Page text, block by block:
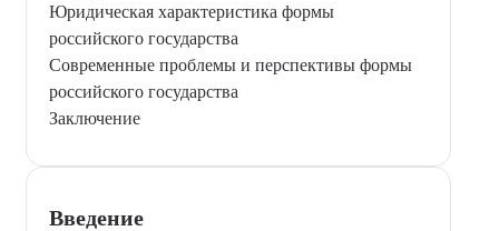
Юридическая характеристика формы
российского государства
Современные проблемы и перспективы формы
российского государства
Заключение
Введение